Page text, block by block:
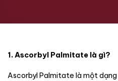
1. Ascorbyl Palmitate là gì?
Ascorbyl Palmitate là một